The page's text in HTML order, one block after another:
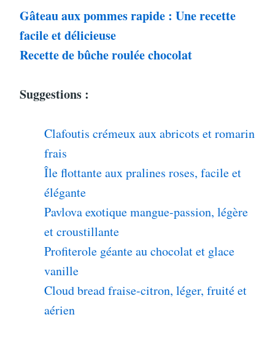
Gâteau aux pommes rapide : Une recette
facile et délicieuse
Recette de bûche roulée chocolat
Suggestions :
Clafoutis crémeux aux abricots et romarin
frais
Île flottante aux pralines roses, facile et
élégante
Pavlova exotique mangue-passion, légère
et croustillante
Profiterole géante au chocolat et glace
vanille
Cloud bread fraise-citron, léger, fruité et
aérien